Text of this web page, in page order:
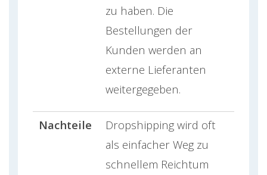
zu haben. Die
Bestellungen der
Kunden werden an
externe Lieferanten
weitergegeben.
Nachteile
Dropshipping wird oft
als einfacher Weg zu
schnellem Reichtum